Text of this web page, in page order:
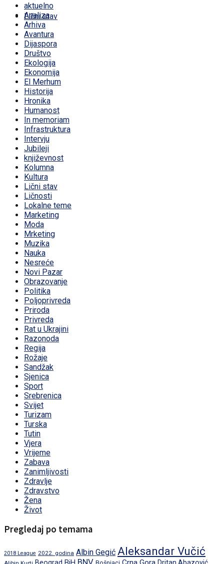
Lični stav
aktuelno
Analiza
Arhiva
Avantura
Dijaspora
Društvo
Ekologija
Ekonomija
El Merhum
Historija
Hronika
Humanost
In memoriam
Infrastruktura
Intervju
Jubileji
književnost
Kolumna
Kultura
Lični stav
Ličnosti
Lokalne teme
Marketing
Moda
Mrketing
Muzika
Nauka
Nesreće
Novi Pazar
Obrazovanje
Politika
Poljoprivreda
Priroda
Privreda
Rat u Ukrajini
Razonoda
Regija
Rožaje
Sandžak
Sjenica
Sport
Srebrenica
Svijet
Turizam
Turska
Tutin
Vjera
Vrijeme
Zabava
Zanimljivosti
Zdravlje
Zdravstvo
Žena
Život
Pregledaj po temama
2018 League 2022. godina Albin Gegić Aleksandar Vučić